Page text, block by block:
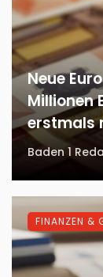
Neue
Millionen
erstmals
Baden 1
FINANZEN &